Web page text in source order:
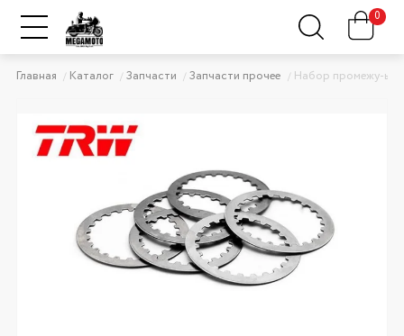
0
Главная Каталог Запчасти Запчасти прочее Набор промежу-ых